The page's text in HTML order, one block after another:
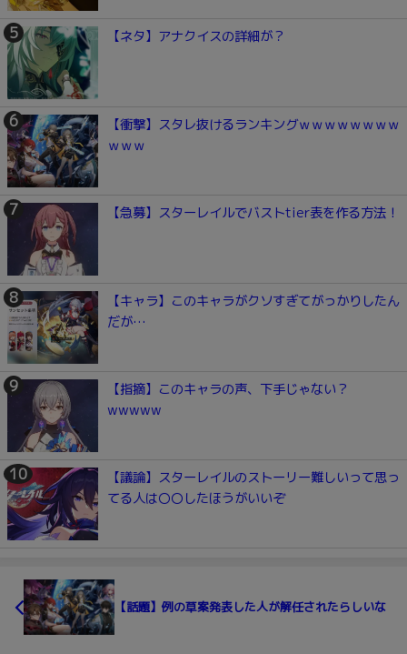
【ネタ】アナクイスの詳細が？
【衝撃】スタレ抜けるランキングｗｗｗｗｗｗｗｗ
ｗｗｗ
【急募】スターレイルでバストtier表を作る方法！
【キャラ】このキャラがクソすぎてがっかりしたん
だが…
【指摘】このキャラの声、下手じゃない？
wwwww
【議論】スターレイルのストーリー難しいって思っ
てる人は〇〇したほうがいいぞ
【話題】例の草案発表した人が解任されたらしいな